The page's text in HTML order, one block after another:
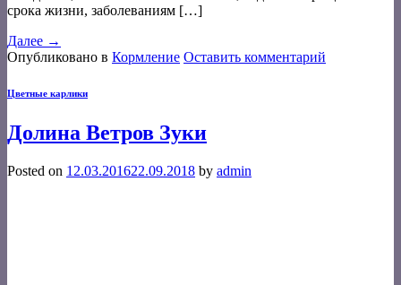
срока жизни, заболеваниям […]
Далее →
Опубликовано в Кормление Оставить комментарий
Цветные карлики
Долина Ветров Зуки
Posted on 12.03.201622.09.2018 by admin